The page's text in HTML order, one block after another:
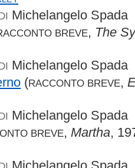
Michelangelo Spada
BREVE, The
Michelangelo Spada
(RACCONTO BREVE,
Michelangelo Spada
BREVE, Martha,